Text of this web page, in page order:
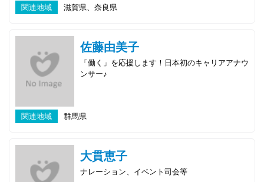
関連地域 滋賀県、奈良県
佐藤由美子
「働く」を応援します！日本初のキャリアアナウ
ンサー♪
関連地域 群馬県
大貫恵子
ナレーション、イベント司会等